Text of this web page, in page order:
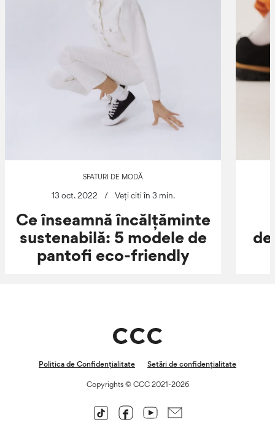
SFATURI DE MODĂ
13 oct. 2022 / Veți citi în 3 min.
Ce înseamnă încălțăminte
sustenabilă: 5 modele de
pantofi eco-friendly
Politica de Confidențialitate Setări de confidențialitate
Copyrights © CCC 2021-2026